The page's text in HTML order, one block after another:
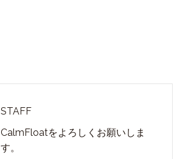
STAFF
CalmFloatをよろしくお願いしま
す。